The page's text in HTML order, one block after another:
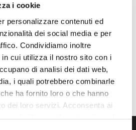
i cookie
personalizzare contenuti ed
dei social media e per
Condividiamo inoltre
cui utilizza il nostro sito con i
di analisi dei dati web,
i quali potrebbero combinarle
ha fornito loro o che hanno
dei loro servizi. Acconsenta ai
525mm x 54mm - H 320mm
Potenza e attacco
2x 15W - 2700K - 2184Lm -
CRI90 - 220-240V
Classe energetica
A++, A+, A